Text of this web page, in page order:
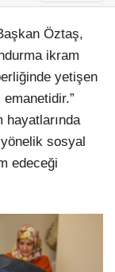
Öztaş,
ikram
yetişen
emanetidir.”
sosyal
edeceği